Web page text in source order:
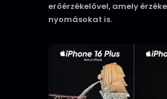
erőérzékelővel, amely
nyomásokat is.